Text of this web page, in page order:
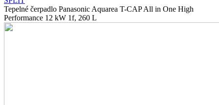
Tepelné čerpadlo Panasonic Aquarea T-CAP All in One High
Performance 12 kW 1f, 260 L